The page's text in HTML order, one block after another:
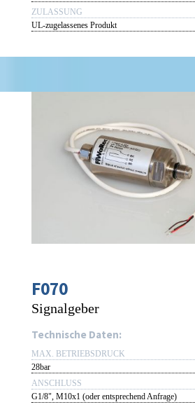
ZULASSUNG
UL-zugelassenes Produkt
F070
Signalgeber
Technische Daten:
MAX. BETRIEBSDRUCK
28bar
ANSCHLUSS
G1/8", M10x1 (oder entsprechend Anfrage)